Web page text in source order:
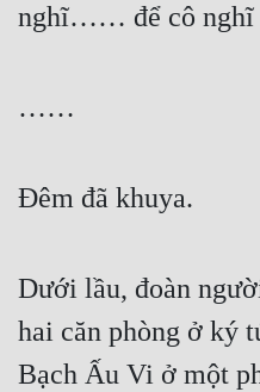
Xuyên Không
Xuyên Sách
Điền Văn
Đông Phương Huyền Huyễn
nghĩ…… để cô
……
Đêm đã khuya.
Dưới lầu, đoàn
hai căn phòng ở ký
Bạch Ấu Vi ở một